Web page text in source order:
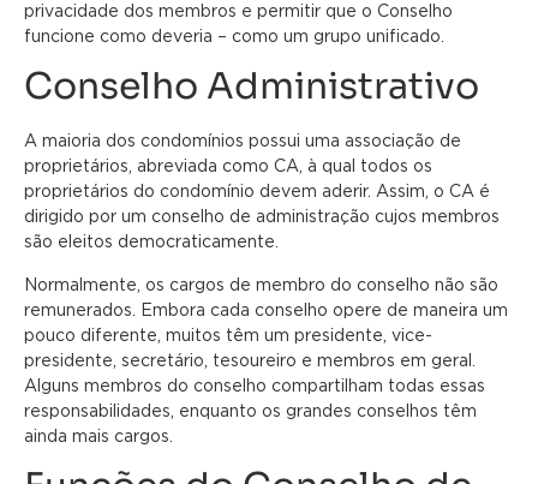
privacidade dos membros e permitir que o Conselho
funcione como deveria – como um grupo unificado.
Conselho Administrativo
A maioria dos condomínios possui uma associação de
proprietários, abreviada como CA, à qual todos os
proprietários do condomínio devem aderir. Assim, o CA é
dirigido por um conselho de administração cujos membros
são eleitos democraticamente.
Normalmente, os cargos de membro do conselho não são
remunerados. Embora cada conselho opere de maneira um
pouco diferente, muitos têm um presidente, vice-
presidente, secretário, tesoureiro e membros em geral.
Alguns membros do conselho compartilham todas essas
responsabilidades, enquanto os grandes conselhos têm
ainda mais cargos.